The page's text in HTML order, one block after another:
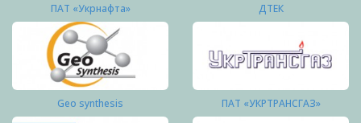
ПАТ «Укрнафта» ДТЕК
Geo synthesis ПАТ «УКРТРАНСГАЗ»